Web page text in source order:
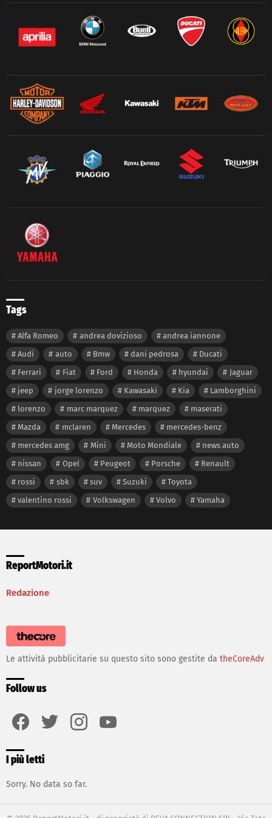
Tags
Alfa Romeo andrea dovizioso
andrea iannone
Audi
auto Bmw dani pedrosa
Ducati
Ferrari
Fiat Ford Honda hyundai
Jaguar
jeep
jorge lorenzo Kawasaki Kia
Lamborghini
lorenzo
marc marquez marquez
maserati
Mazda
mclaren Mercedes
mercedes-benz
mercedes amg
Mini Moto Mondiale
news auto
nissan
Opel Peugeot Porsche
Renault
rossi
sbk suv Suzuki
Toyota
valentino rossi
Volkswagen Volvo Yamaha
ReportMotori.it
Redazione
Le attività pubblicitarie su questo sito sono gestite da theCoreAdv
Follow us
I più letti
Sorry. No data so far.